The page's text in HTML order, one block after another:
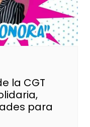
la CGT
para